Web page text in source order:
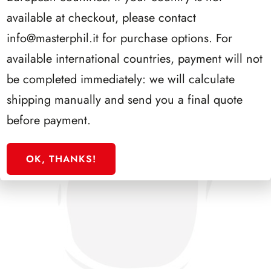
SFORZESCO ITALIA 1993 PAGINE 6
available at checkout, please contact
info@masterphil.it for purchase options. For
available international countries, payment will not
be completed immediately: we will calculate
shipping manually and send you a final quote
before payment.
OK, THANKS!